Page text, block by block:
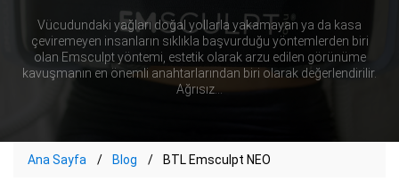
Vücudundaki yağları doğal yollarla yakamayan ya da kasa
çeviremeyen insanların sıklıkla başvurduğu yöntemlerden biri
olan Emsculpt yöntemi, estetik olarak arzu edilen görünüme
kavuşmanın en önemli anahtarlarından biri olarak değerlendirilir.
Ağrısız...
Ana Sayfa Blog BTL Emsculpt NEO